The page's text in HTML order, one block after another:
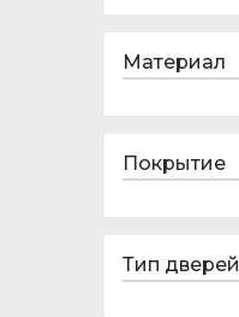
Материал
Покрытие
Тип дверей